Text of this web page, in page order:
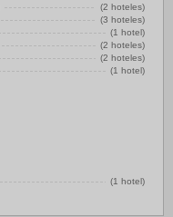
(2 hoteles)
(3 hoteles)
(1 hotel)
(2 hoteles)
(2 hoteles)
(1 hotel)
(1 hotel)